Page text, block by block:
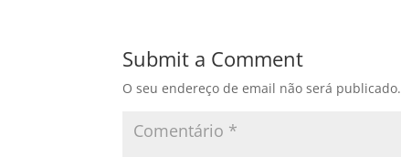
b
o
o
k
d
o
n
Submit a Comment
O seu endereço de email não será publicado.